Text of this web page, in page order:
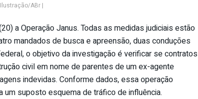
ABr |
a Operação Janus. Todas as medidas judiciais estão
mandados de busca e apreensão, duas conduções
o objetivo da investigação é verificar se contratos
civil em nome de parentes de um ex-agente
indevidas. Conforme dados, essa operação
suposto esquema de tráfico de influência.